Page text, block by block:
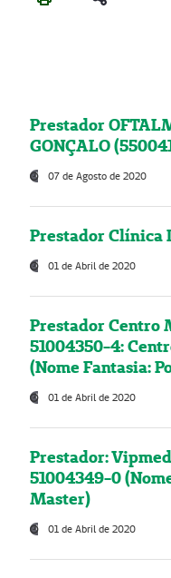
Prestador
GONÇALO
07 de Agosto de 2020
Prestador Clínica
01 de Abril de 2020
Prestador Centro
51004350-4:
(Nome Fantasia:
01 de Abril de 2020
Prestador:
51004349-0
Master)
01 de Abril de 2020